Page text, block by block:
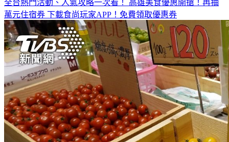
全台熱門活動、人氣攻略一次看！ 高雄美食優惠開搶！再抽
萬元住宿券 下載食尚玩家APP！免費領取優惠券